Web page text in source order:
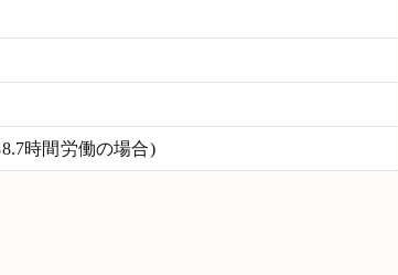
時間労働の場合)